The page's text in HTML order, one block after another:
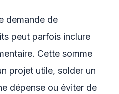
demande de
peut parfois inclure
Cette somme
projet utile, solder un
dépense ou éviter de